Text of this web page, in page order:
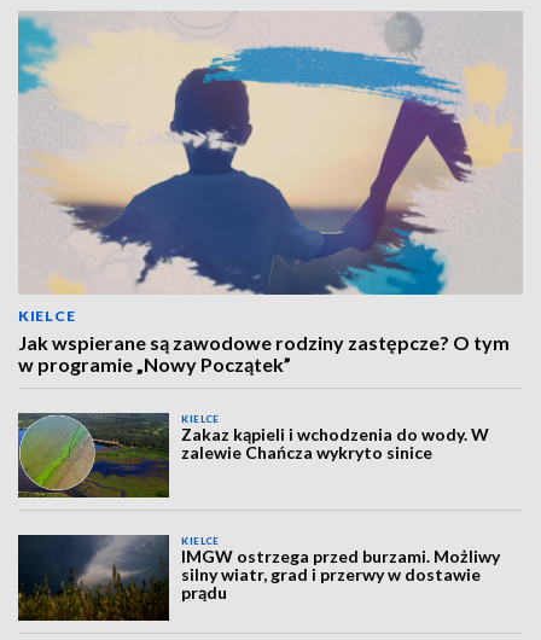
KIELCE
Jak wspierane są zawodowe rodziny zastępcze? O tym
w programie „Nowy Początek”
KIELCE
Zakaz kąpieli i wchodzenia do wody. W
zalewie Chańcza wykryto sinice
KIELCE
IMGW ostrzega przed burzami. Możliwy
silny wiatr, grad i przerwy w dostawie
prądu